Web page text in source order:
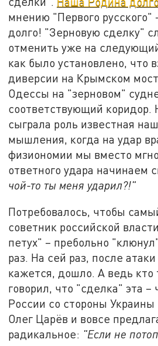
мнению "Первого
долго! "Зерновую сделку"
отменить уже на
как было установлено, что
диверсии на Крымском
Одессы на "зерновом"
соответствующий коридор.
сыграла роль известная
мышления, когда на удар
физиономии мы вместо
ответного удара начинаем
чой-то ты меня ударил?!"
Потребовалось, чтобы
советник российской
петух" – пребольно
раз. На сей раз, после
кажется, дошло. А ведь кто
говорил, что "сделка" эта –
России со стороны
Олег Царёв и вовсе
радикальное: "Если не